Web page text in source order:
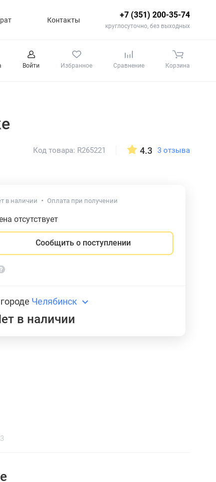
Контакты
+7 (351) 200-35-74
круглосуточно, без выходных
Войти Избранное Сравнение Корзина
Код товара: R265221 4.3 3 отзыва
в наличии Оплата при получении
отсутствует
Сообщить о поступлении
Челябинск
в наличии